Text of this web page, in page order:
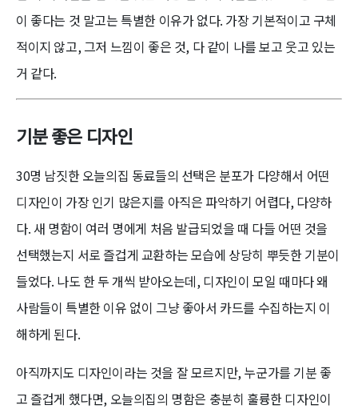
이 좋다는 것 말고는 특별한 이유가 없다. 가장 기본적이고 구체
적이지 않고, 그저 느낌이 좋은 것, 다 같이 나를 보고 웃고 있는
거 같다.
기분 좋은 디자인
30명 남짓한 오늘의집 동료들의 선택은 분포가 다양해서 어떤
디자인이 가장 인기 많은지를 아직은 파악하기 어렵다, 다양하
다. 새 명함이 여러 명에게 처음 발급되었을 때 다들 어떤 것을
선택했는지 서로 즐겁게 교환하는 모습에 상당히 뿌듯한 기분이
들었다. 나도 한 두 개씩 받아오는데, 디자인이 모일 때마다 왜
사람들이 특별한 이유 없이 그냥 좋아서 카드를 수집하는지 이
해하게 된다.
아직까지도 디자인이라는 것을 잘 모르지만, 누군가를 기분 좋
고 즐겁게 했다면, 오늘의집의 명함은 충분히 훌륭한 디자인이